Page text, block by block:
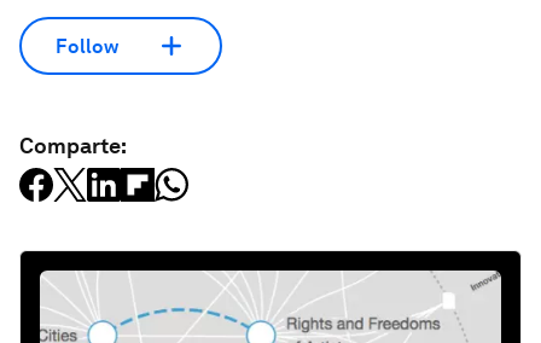
Follow
Comparte: